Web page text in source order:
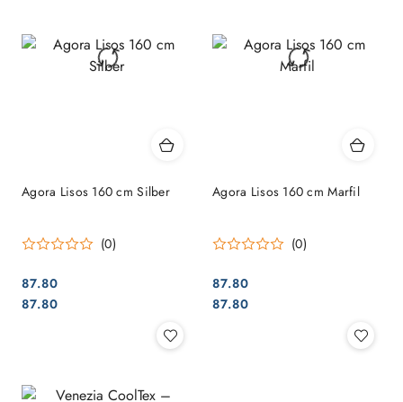
Agora Lisos 160 cm Silber
(0)
Cena:
87.80
Cena:
87.80
Agora Lisos 160 cm Marfil
(0)
Cena:
87.80
Cena:
87.80